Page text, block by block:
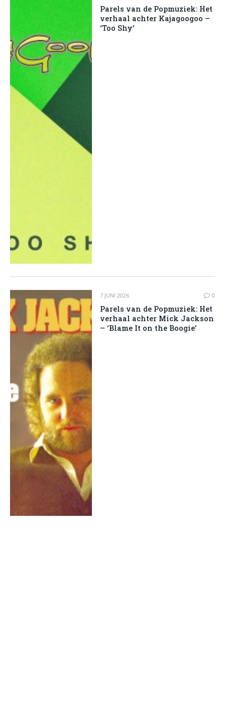
Parels van de Popmuziek: Het
verhaal achter Kajagoogoo –
‘Too Shy’
7 JUNI 2026 0
Parels van de Popmuziek: Het
verhaal achter Mick Jackson
– ‘Blame It on the Boogie’